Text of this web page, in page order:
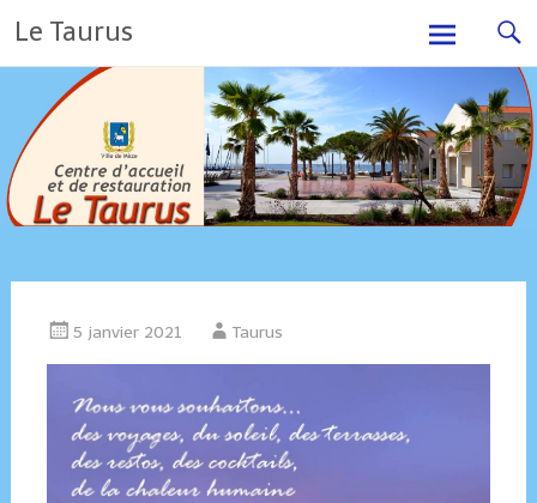
to
content
Le Taurus
5 janvier 2021 Taurus